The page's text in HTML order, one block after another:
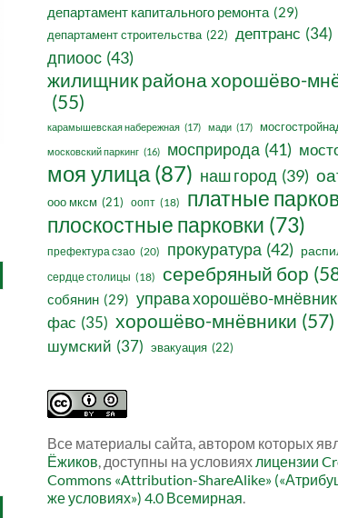
департамент капитального ремонта (29)
департамент строительства (22) дептранс (34)
дпиоос (43)
жилищник района хорошёво-
(55)
карамышевская набережная (17) мади (17)
московский паркинг (16) мосприрода (41)
моя улица (87) наш город (39)
ооо мксм (21) оопт (18) платные
плоскостные парковки (73)
префектура сзао (20) прокуратура (42)
сердце столицы (18) серебряный бор
собянин (29) управа хорошёво-
фас (35) хорошёво-мнёвники (57)
шумский (37) эвакуация (22)
Все материалы сайта, автором которых
Ёжиков, доступны на условиях лицензии
Commons «Attribution-ShareAlike»
же условиях») 4.0 Всемирная.